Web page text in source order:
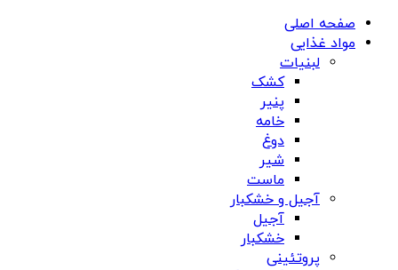
صفحه اصلی
مواد غذایی
لبنیات
کشک
پنیر
خامه
دوغ
شیر
ماست
آجیل و خشکبار
آجیل
خشکبار
پروتئینی